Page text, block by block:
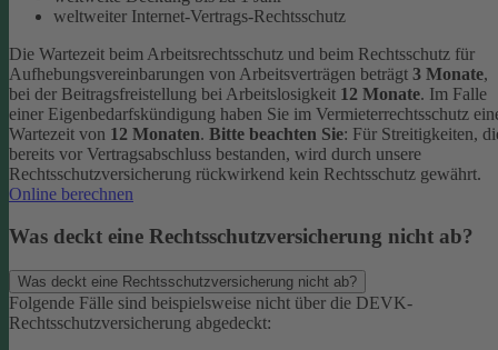
weltweiter Internet-Vertrags-Rechtsschutz
Die Wartezeit beim Arbeitsrechtsschutz und beim Rechtsschutz für
Aufhebungsvereinbarungen von Arbeitsverträgen beträgt 3 Monate,
bei der Beitragsfreistellung bei Arbeitslosigkeit 12 Monate. Im Falle
einer Eigenbedarfskündigung haben Sie im Vermieterrechtsschutz
Wartezeit von 12 Monaten. Bitte beachten Sie: Für Streitigkeiten,
bereits vor Vertragsabschluss bestanden, wird durch unsere
Rechtsschutzversicherung rückwirkend kein Rechtsschutz gewährt.
Online berechnen
Was deckt eine Rechtsschutzversicherung nicht ab?
Was deckt eine Rechtsschutzversicherung nicht ab?
Folgende Fälle sind beispielsweise nicht über die DEVK-
Rechtsschutzversicherung abgedeckt: